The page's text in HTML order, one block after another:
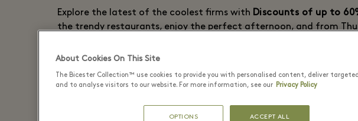
Explore the latest of the coolest firms with Discounts of up to
the trendy restaurants, enjoy the perfect afternoon, and from
the shopping day and dine al fresco until after midnight.
About Cookies On This Site
The Bicester Collection™ use cookies to provide you with personalised content, deliver
and to analyse visitors to our website. For more information, see our Privacy Policy
OPTIONS ACCEPT ALL